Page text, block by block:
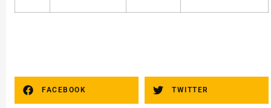
FACEBOOK TWITTER